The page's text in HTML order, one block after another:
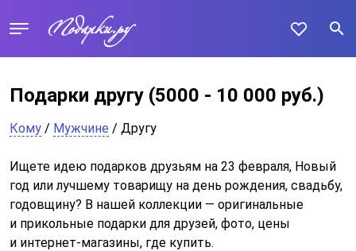
Подарки другу (5000 - 10 000 руб.)
Кому / Мужчине / Другу
Ищете идею подарков друзьям на 23 февраля, Новый
год или лучшему товарищу на день рождения, свадьбу,
годовщину? В нашей коллекции — оригинальные
и прикольные подарки для друзей, фото, цены
и интернет-магазины, где купить.